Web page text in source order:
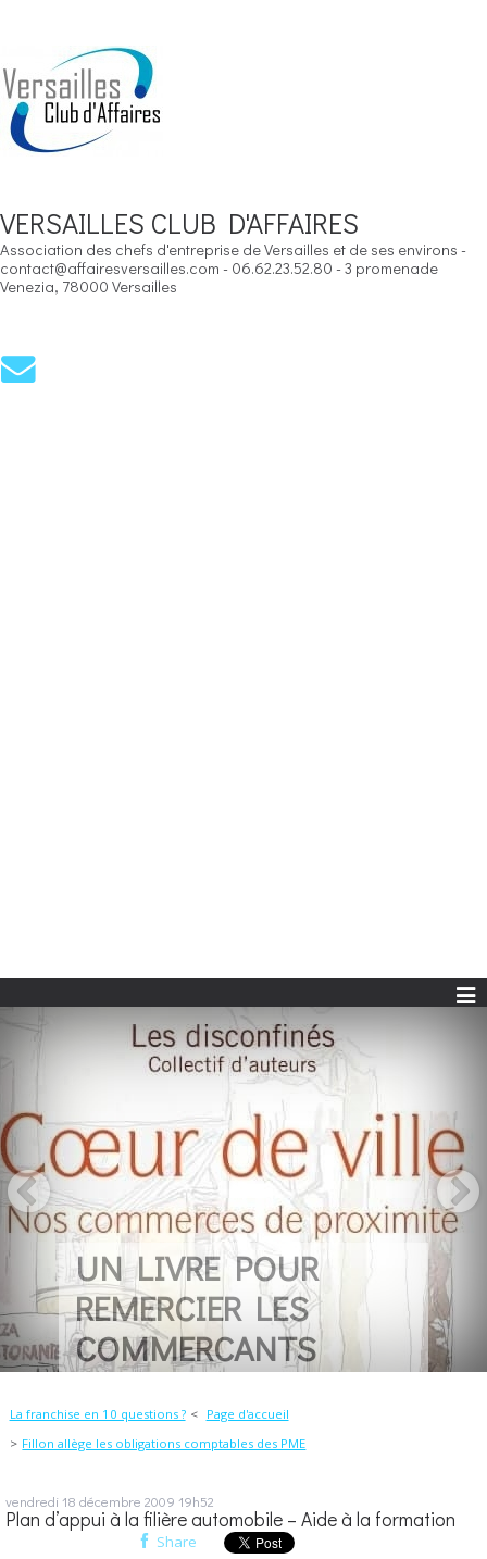
VERSAILLES CLUB D'AFFAIRES
Association des chefs d'entreprise de Versailles et de ses environs -
contact@affairesversailles.com - 06.62.23.52.80 - 3 promenade
Venezia, 78000 Versailles
UN LIVRE POUR
REMERCIER LES
COMMERCANTS
La franchise en 10 questions ?
Page d'accueil
Fillon allège les obligations comptables des PME
vendredi 18 décembre 2009 19h52
Plan d’appui à la filière automobile – Aide à la formation
Share